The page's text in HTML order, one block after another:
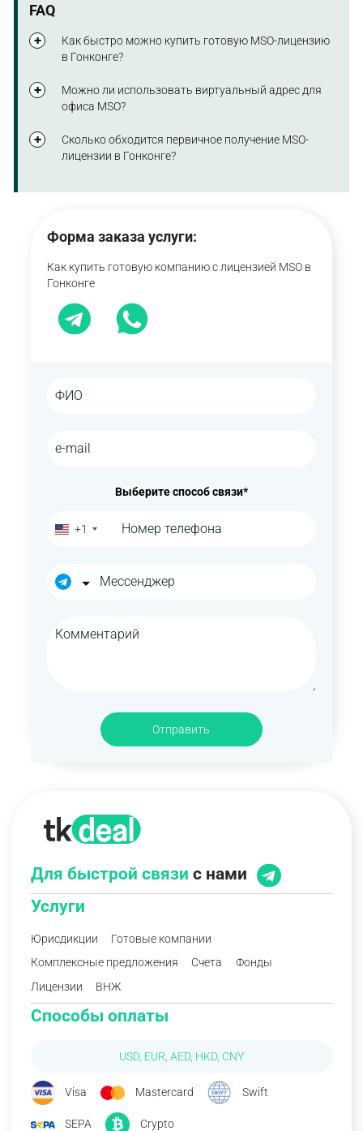
FAQ
Как быстро можно купить готовую MSO-лицензию
в Гонконге?
двух до четырех месяцев: этот срок продиктован
периодом ожидания официального одобрения
Можно ли использовать виртуальный адрес для
офиса MSO?
предусматривают наличие реального
коммерческого офиса в Гонконге. Такое помещение
и использоваться для хранения корпоративных и
Сколько обходится первичное получение MSO-
лицензии в Гонконге?
составляет 3 310 HKD. Дополнительно оплачивается
Форма заказа услуги:
Как купить готовую компанию с лицензией MSO в
Гонконге
Выберите способ связи*
+1
Отправить
Услуги
Юрисдикции
Готовые компании
Комплексные предложения
Счета
Фонды
Лицензии
ВНЖ
Способы оплаты
USD, EUR, AED, HKD, CNY
Visa Mastercard Swift
SEPA Crypto
Для быстрой связи с нами